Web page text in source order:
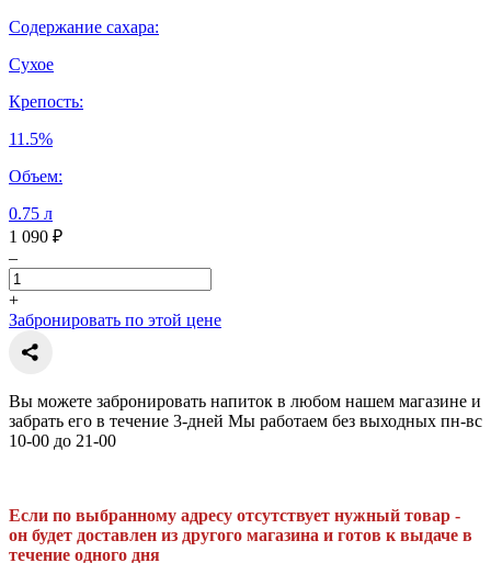
Содержание сахара:
Сухое
Крепость:
11.5%
Объем:
0.75 л
1 090 ₽
–
+
Забронировать по этой цене
Вы можете забронировать напиток в любом нашем магазине и
забрать его в течение 3-дней Мы работаем без выходных пн-вс
10-00 до 21-00
Если по выбранному адресу отсутствует нужный товар -
он будет доставлен из другого магазина и готов к выдаче в
течение одного дня